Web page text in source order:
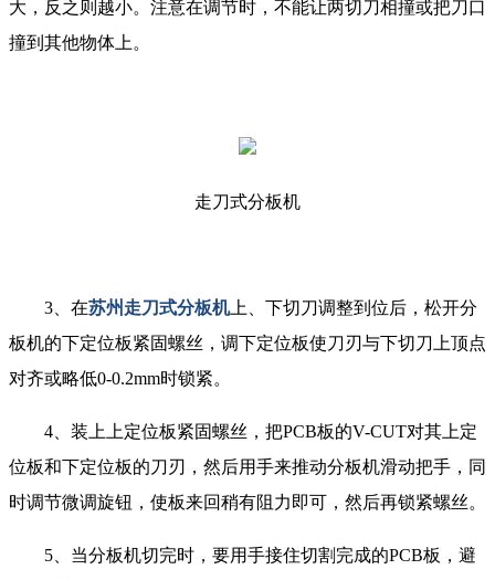
大，反之则越小。注意在调节时，不能让两切刀相撞或把刀口
撞到其他物体上。
走刀式分板机
3、在苏州走刀式分板机上、下切刀调整到位后，松开分
板机的下定位板紧固螺丝，调下定位板使刀刃与下切刀上顶点
对齐或略低0-0.2mm时锁紧。
4、装上上定位板紧固螺丝，把PCB板的V-CUT对其上定
位板和下定位板的刀刃，然后用手来推动分板机滑动把手，同
时调节微调旋钮，使板来回稍有阻力即可，然后再锁紧螺丝。
5、当分板机切完时，要用手接住切割完成的PCB板，避